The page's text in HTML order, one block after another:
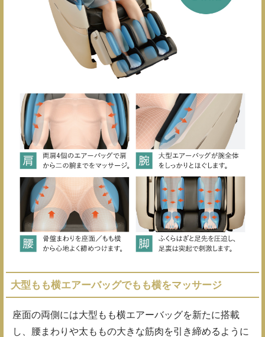
大型もも横エアーバッグでもも横をマッサージ
座面の両側には大型もも横エアーバッグを新たに搭載
し、腰まわりや太ももの大きな筋肉を引き締めるように